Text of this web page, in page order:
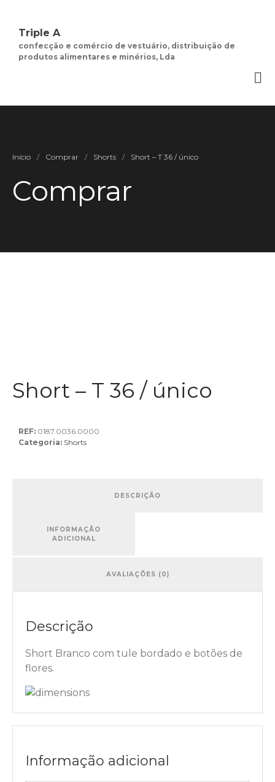
Quem Somos
Triple A
confecção e comércio de vestuário, distribuição de
produtos alimentares e minérios, Lda
Início / Comprar / Shorts / Short – T 36 / único
Comprar
Short – T 36 / único
REF: 0187.0036.0000
Categoria: Shorts
DESCRIÇÃO
INFORMAÇÃO
ADICIONAL
AVALIAÇÕES (0)
Descrição
Short Branco com tule bordado e botões de
flores.
Informação adicional